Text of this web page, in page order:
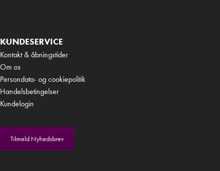
KUNDESERVICE
Kontakt & åbningstider
Om os
Persondata- og cookiepolitik
Handelsbetingelser
Kundelogin
Tilmeld Nyhedsbrev